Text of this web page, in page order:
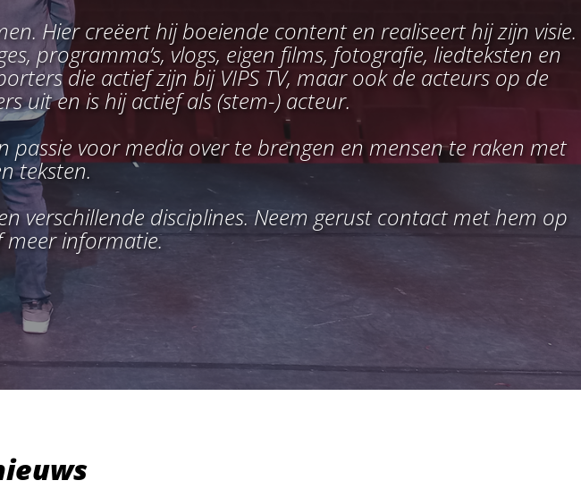
Hier creëert hij boeiende content en realiseert hij zijn visie.
programma’s, vlogs, eigen films, fotografie, liedteksten en
die actief zijn bij VIPS TV, maar ook de acteurs op de
uit en is hij actief als (stem-) acteur.
voor media over te brengen en mensen te raken met
teksten.
verschillende disciplines. Neem gerust contact met hem op
meer informatie.